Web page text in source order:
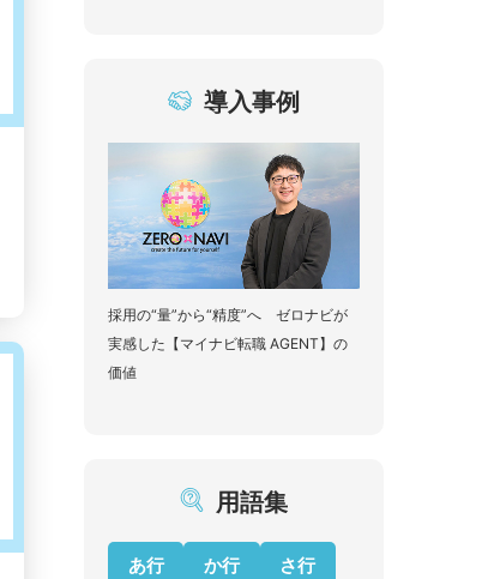
導入事例
採用の“量”から“精度”へ ゼロナビが
実感した【マイナビ転職 AGENT】の
価値
用語集
あ行 か行 さ行